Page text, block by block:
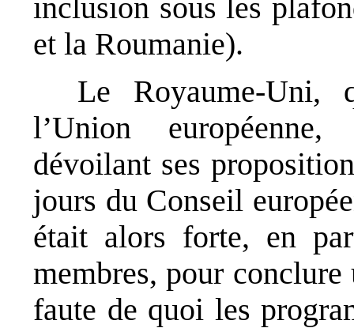
inclusion sous les
et la Roumanie).
Le Royaume-Uni,
l’Union européenne,
dévoilant ses
jours du Conseil
était alors forte, en
membres, pour
faute de quoi les